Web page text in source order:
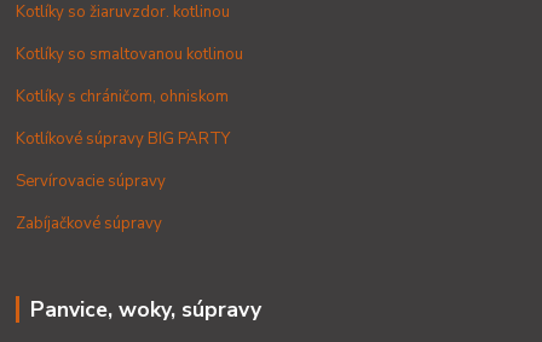
Kotlíky so žiaruvzdor. kotlinou
Kotlíky so smaltovanou kotlinou
Kotlíky s chráničom, ohniskom
Kotlíkové súpravy BIG PARTY
Servírovacie súpravy
Zabíjačkové súpravy
Panvice, woky, súpravy